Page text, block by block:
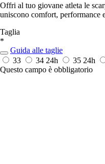
Offri al tuo giovane atleta le
uniscono comfort, performance
Taglia
*
Guida alle taglie
33
34 24h 35 24h
Questo campo è obbligatorio